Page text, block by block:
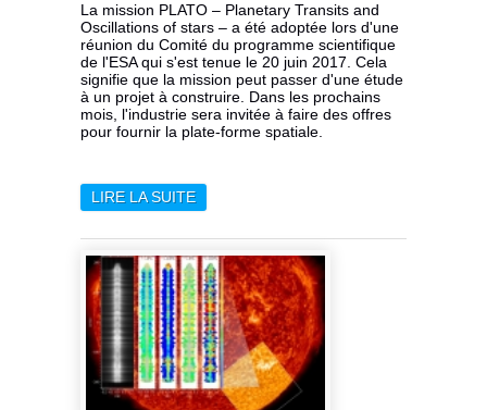
La mission PLATO – Planetary Transits and
Oscillations of stars – a été adoptée lors d'une
réunion du Comité du programme scientifique
de l'ESA qui s'est tenue le 20 juin 2017. Cela
signifie que la mission peut passer d'une étude
à un projet à construire. Dans les prochains
mois, l'industrie sera invitée à faire des offres
pour fournir la plate-forme spatiale.
LIRE LA SUITEDE LE CHASSEUR DE